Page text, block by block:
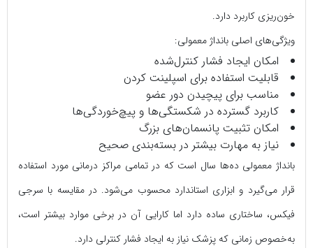
خون‌ریزی کاربرد دارد.
ویژگی‌های اصلی بانداژ معمولی:
امکان ایجاد فشار کنترل‌شده
قابلیت استفاده برای اسپلینت کردن
مناسب برای پیچیدن دور عضو
کاربرد گسترده در شکستگی‌ها و پیچ‌خوردگی‌ها
امکان تثبیت پانسمان‌های بزرگ
نیاز به مهارت بیشتر در بسته‌بندی صحیح
بانداژ معمولی ده‌ها سال است که در تمامی مراکز درمانی مورد استفاده
قرار می‌گیرد و ابزاری استاندارد محسوب می‌شود. در مقایسه با سرجی‌
فیکس، ساختاری ساده دارد اما کارایی آن در برخی موارد بیشتر است،
به‌خصوص زمانی که پزشک نیاز به ایجاد فشار کنترلی دارد.